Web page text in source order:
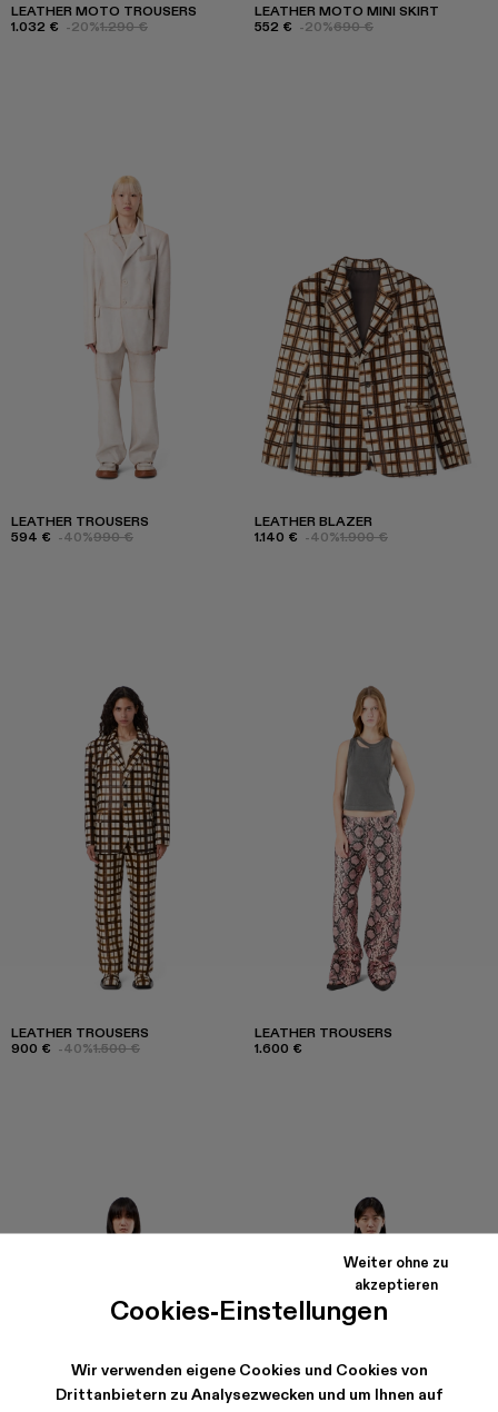
Cookies-Einstellungen
Wir verwenden eigene Cookies und Cookies von
Drittanbietern zu Analysezwecken und um Ihnen auf
Weiter ohne zu
akzeptieren
LEATHER MOTO TROUSERS
1.032 € -20%1.290 €
LEATHER MOTO MINI SKIRT
552 € -20%690 €
LEATHER TROUSERS
594 € -40%990 €
LEATHER BLAZER
1.140 € -40%1.900 €
LEATHER TROUSERS
900 € -40%1.500 €
LEATHER TROUSERS
1.600 €